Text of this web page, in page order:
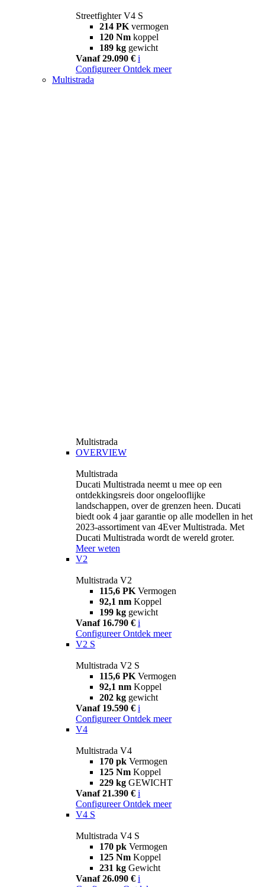
Streetfighter V4 S
214 PK vermogen
120 Nm koppel
189 kg gewicht
Vanaf 29.090 € i
Configureer Ontdek meer
Multistrada
Multistrada
OVERVIEW
Multistrada
Ducati Multistrada neemt u mee op een
ontdekkingsreis door ongelooflijke
landschappen, over de grenzen heen. Ducati
biedt ook 4 jaar garantie op alle modellen in het
2023-assortiment van 4Ever Multistrada. Met
Ducati Multistrada wordt de wereld groter.
Meer weten
V2
Multistrada V2
115,6 PK Vermogen
92,1 nm Koppel
199 kg gewicht
Vanaf 16.790 € i
Configureer Ontdek meer
V2 S
Multistrada V2 S
115,6 PK Vermogen
92,1 nm Koppel
202 kg gewicht
Vanaf 19.590 € i
Configureer Ontdek meer
V4
Multistrada V4
170 pk Vermogen
125 Nm Koppel
229 kg GEWICHT
Vanaf 21.390 € i
Configureer Ontdek meer
V4 S
Multistrada V4 S
170 pk Vermogen
125 Nm Koppel
231 kg Gewicht
Vanaf 26.090 € i